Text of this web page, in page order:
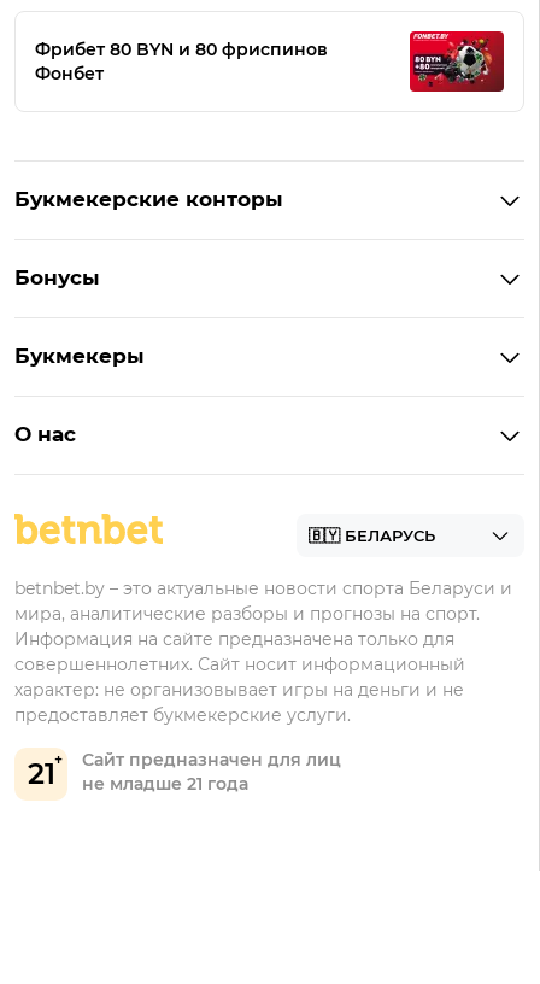
Фрибет 80 BYN и 80 фриспинов
Фонбет
Букмекерские конторы
Букмекеры на Андроид
БК для ставок на киберспорт
Бонусы
Бонус на депозит
Бонусы Бетера
Бонусы Винлайн
Букмекеры
Марафонбет
О нас
21
Сайт предназначен для лиц
не младше 21 года
betnbet.by – это актуальные новости спорта Беларуси и
мира, аналитические разборы и прогнозы на спорт.
Информация на сайте предназначена только для
совершеннолетних. Сайт носит информационный
характер: не организовывает игры на деньги и не
предоставляет букмекерские услуги.